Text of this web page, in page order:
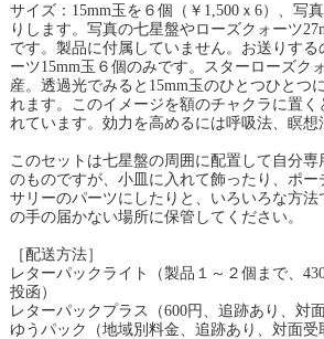
サイズ：15mm玉を６個（￥1,500ｘ6）、写
りします。写真の七星盤やローズクォーツ
です。製品に付属していません。お送りする
ーツ15mm玉６個のみです。スターローズク
産。透過光でみると15mm玉のひとつひとつ
れます。このイメージを額のチャクラに置く
れています。効力を高めるには呼吸法、瞑想
このセットは七星盤の周囲に配置して自分
のものですが、小皿に入れて飾ったり、ポー
サリーのパーツにしたりと、いろいろな方
の手の届かない場所に保管してください。
［配送方法］
レターパックライト（製品１～２個まで、
投函）
レターパックプラス（600円、追跡あり、対面
ゆうパック（地域別料金、追跡あり、対面受